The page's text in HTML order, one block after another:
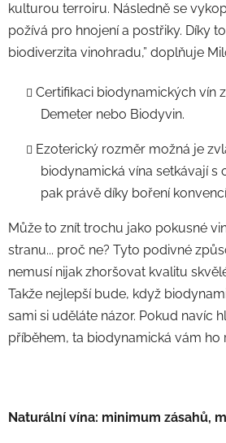
kulturou terroiru. Následně se
požívá pro hnojení a postřiky. Díky
biodiverzita vinohradu,” doplňuje
Certifikaci biodynamických vín
Demeter nebo Biodyvin.
Ezoterický rozměr možná je
biodynamická vína setkávají s
pak právě díky boření
Může to znít trochu jako pokusné
stranu... proč ne? Tyto podivné
nemusí nijak zhoršovat kvalitu
Takže nejlepší bude, když
sami si uděláte názor. Pokud navíc
příběhem, ta biodynamická vám ho
Naturální vína: minimum zásahů,